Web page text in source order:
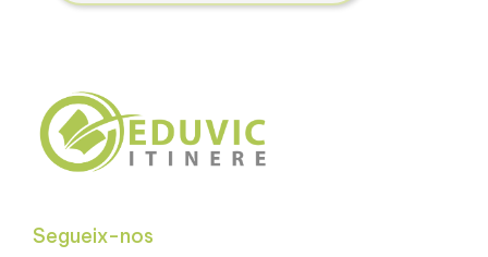
Segueix-nos